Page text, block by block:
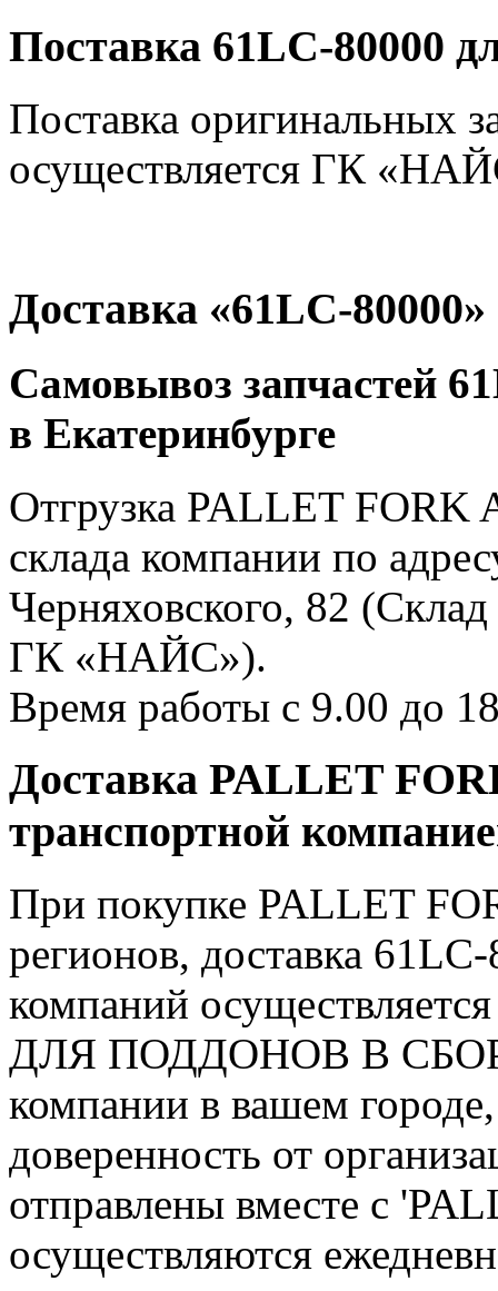
Поставка 61LC-80000
Поставка оригинальных
осуществляется ГК
Доставка «61LC-80000»
Самовывоз запчастей
в Екатеринбурге
Отгрузка PALLET FORK
склада компании по
Черняховского, 82
ГК «НАЙС»).
Время работы с 9.00 до
Доставка PALLET
транспортной
При покупке PALLET
регионов, доставка
компаний
ДЛЯ ПОДДОНОВ В СБОРЕ
компании в вашем
доверенность от
отправлены вместе с
осуществляются